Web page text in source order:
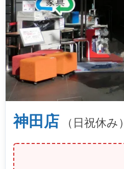
神田店 （日祝休み）